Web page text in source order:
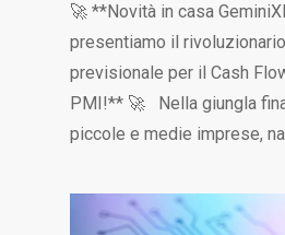
🚀 **Novità in casa
presentiamo il
previsionale per il Cash
PMI!** 🚀 Nella giungla
piccole e medie imprese,